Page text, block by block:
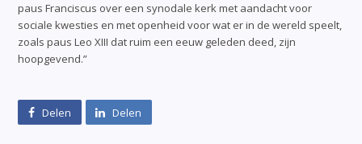
paus Franciscus over een synodale kerk met aandacht voor
sociale kwesties en met openheid voor wat er in de wereld speelt,
zoals paus Leo XIII dat ruim een eeuw geleden deed, zijn
hoopgevend.”
Delen Delen